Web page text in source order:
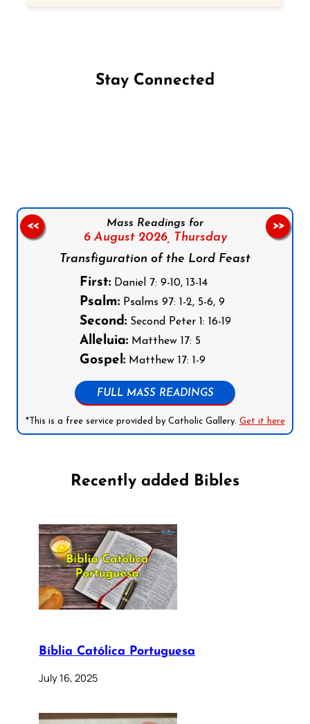
Stay Connected
Mass Readings for
6 August 2026, Thursday
Transfiguration of the Lord Feast
First:Daniel 7: 9-10, 13-14
Psalm:Psalms 97: 1-2, 5-6, 9
Second:Second Peter 1: 16-19
Alleluia:Matthew 17: 5
Gospel:Matthew 17: 1-9
FULL MASS READINGS
*This is a free service provided by Catholic Gallery. Get it here
<< >>
Recently added Bibles
Bíblia Católica Portuguesa
July 16, 2025